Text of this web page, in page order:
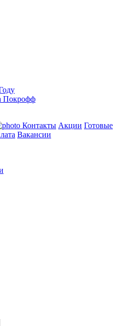
Покрофф
Контакты Акции Готовые
Вакансии